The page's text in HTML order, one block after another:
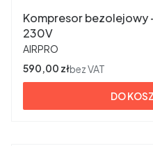
Kompresor bezolejowy
230V
PRODUCENT
AIRPRO
Cena
590,00 złbez VAT
DO